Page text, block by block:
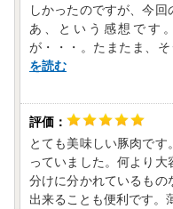
しかったのですが、今
あ、という感想です
が・・・。たまたま、
を読む
とても美味しい豚肉で
っていました。何より
分けに分かれているもの
出来ることも便利です。